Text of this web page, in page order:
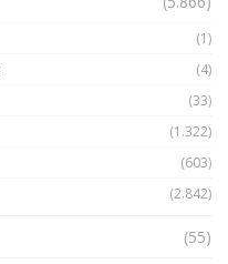
(1)
(4)
(33)
(1.322)
(603)
(2.842)
(55)